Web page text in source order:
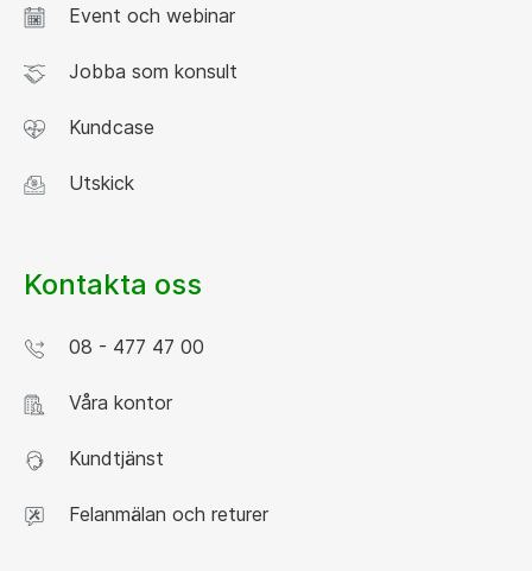
Event och webinar
Jobba som konsult
Kundcase
Utskick
Kontakta oss
08 - 477 47 00
Våra kontor
Kundtjänst
Felanmälan och returer